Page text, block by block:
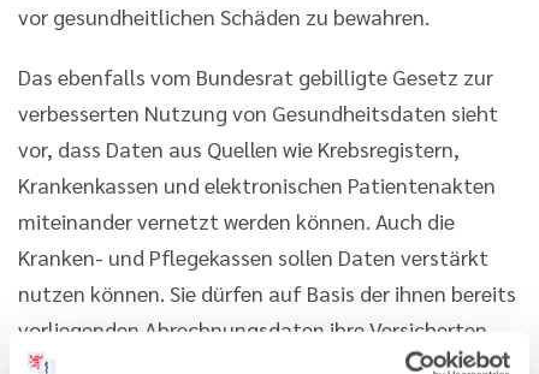
vor gesundheitlichen Schäden zu bewahren.
Das ebenfalls vom Bundesrat gebilligte Gesetz zur
verbesserten Nutzung von Gesundheitsdaten sieht
vor, dass Daten aus Quellen wie Krebsregistern,
Krankenkassen und elektronischen Patientenakten
miteinander vernetzt werden können. Auch die
Kranken- und Pflegekassen sollen Daten verstärkt
nutzen können. Sie dürfen auf Basis der ihnen bereits
vorliegenden Abrechnungsdaten ihre Versicherten
auf bestimmte individuelle